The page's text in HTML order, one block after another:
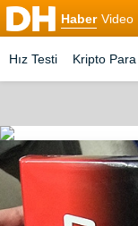
Haber Video
Hız Testi Kripto Para